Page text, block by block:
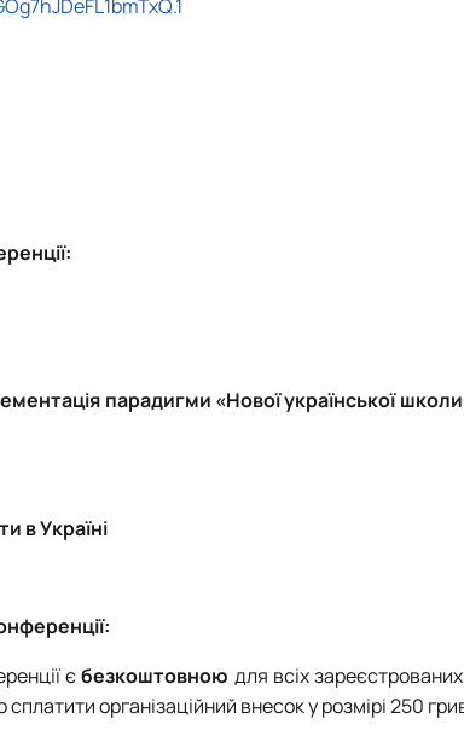
парадигми «Нової української
в Україні
єбезкоштовною для всіх
сплатити організаційний внесок у розмірі 250